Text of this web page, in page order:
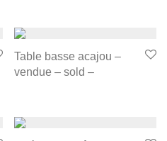
Table basse acajou –
vendue – sold –